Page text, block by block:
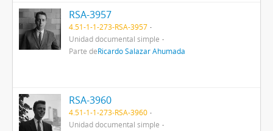
RSA-3957
4.51-1-1-273-RSA-3957
Unidad documental simple
Parte deRicardo Salazar Ahumada
RSA-3960
4.51-1-1-273-RSA-3960
Unidad documental simple